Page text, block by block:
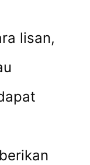
lisan,